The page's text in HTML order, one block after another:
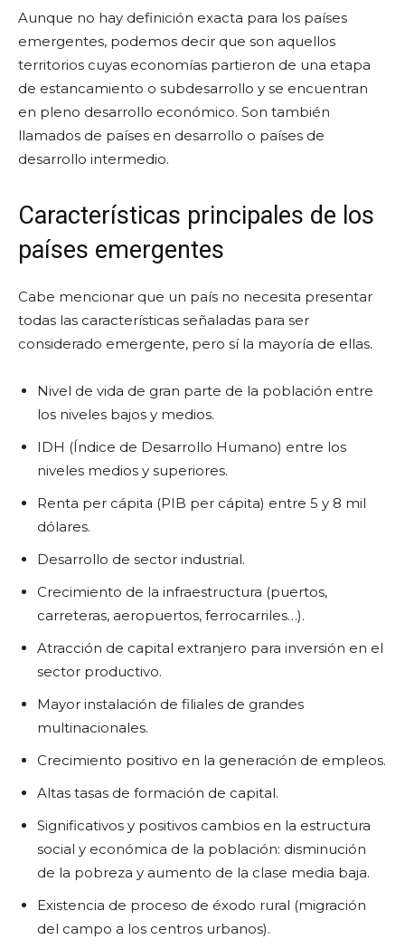
Aunque no hay definición exacta para los países
emergentes, podemos decir que son aquellos
territorios cuyas economías partieron de una etapa
de estancamiento o subdesarrollo y se encuentran
en pleno desarrollo económico. Son también
llamados de países en desarrollo o países de
desarrollo intermedio.
Características principales de los
países emergentes
Cabe mencionar que un país no necesita presentar
todas las características señaladas para ser
considerado emergente, pero sí la mayoría de ellas.
Nivel de vida de gran parte de la población entre
los niveles bajos y medios.
IDH (Índice de Desarrollo Humano) entre los
niveles medios y superiores.
Renta per cápita (PIB per cápita) entre 5 y 8 mil
dólares.
Desarrollo de sector industrial.
Crecimiento de la infraestructura (puertos,
carreteras, aeropuertos, ferrocarriles…).
Atracción de capital extranjero para inversión en el
sector productivo.
Mayor instalación de filiales de grandes
multinacionales.
Crecimiento positivo en la generación de empleos.
Altas tasas de formación de capital.
Significativos y positivos cambios en la estructura
social y económica de la población: disminución
de la pobreza y aumento de la clase media baja.
Existencia de proceso de éxodo rural (migración
del campo a los centros urbanos).